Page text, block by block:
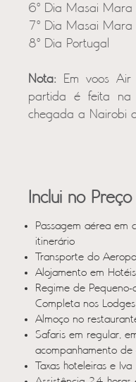
6º Dia Masai Mara
7º Dia Masai
8º Dia Portugal
Nota: Em voos
partida é feita na
chegada a Nairobi
Inclui no
Passagem aérea em
itinerário
Transporte do
Alojamento em
Regime de
Completa nos
Almoço no
Safaris em regular,
acompanhamento de
Taxas hoteleiras e Iva